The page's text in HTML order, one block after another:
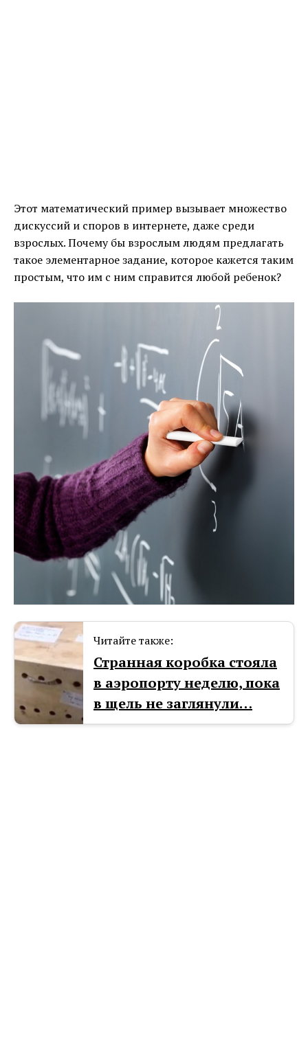
Этот математический пример вызывает множество
дискуссий и споров в интернете, даже среди
взрослых. Почему бы взрослым людям предлагать
такое элементарное задание, которое кажется таким
простым, что им с ним справится любой ребенок?
Читайте также:
Странная коробка стояла
в аэропорту неделю, пока
в щель не заглянули…